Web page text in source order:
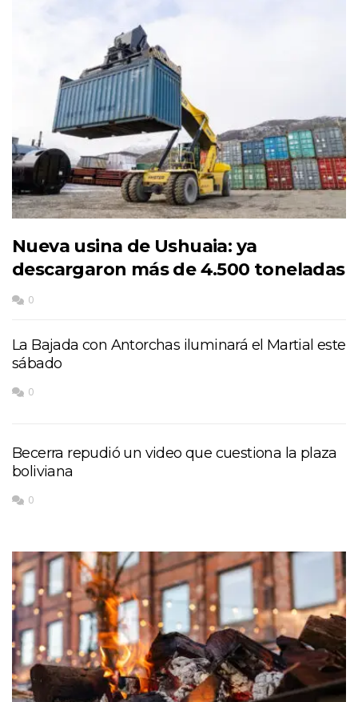
Nueva usina de Ushuaia: ya
descargaron más de 4.500 toneladas
0
La Bajada con Antorchas iluminará el Martial este
sábado
0
Becerra repudió un video que cuestiona la plaza
boliviana
0